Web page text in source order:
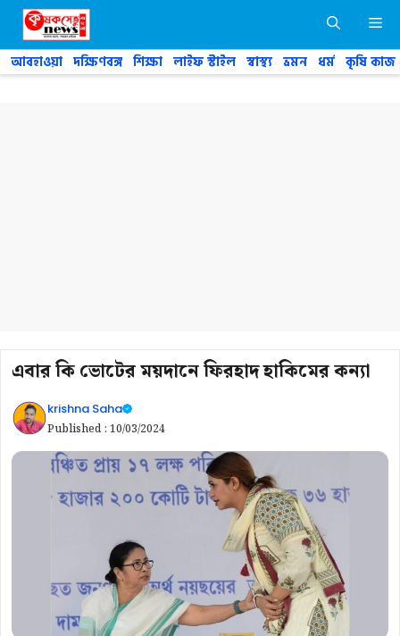
Skip
content
আবহাওয়া দক্ষিণবঙ্গ শিক্ষা লাইফ স্টাইল স্বাস্থ্য ভ্রমন ধর্ম কৃষি কাজ
এবার কি ভোটের ময়দানে ফিরহাদ হাকিমের কন্যা
krishna Saha
Published : 10/03/2024